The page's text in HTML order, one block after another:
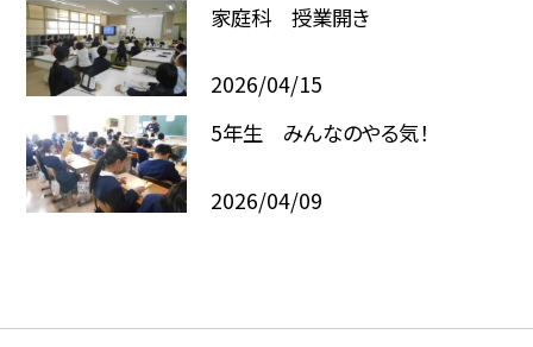
家庭科 授業開き
2026/04/15
5年生 みんなのやる気！
2026/04/09